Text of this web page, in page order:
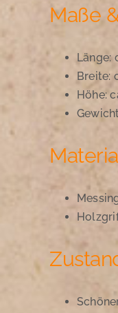
Maße
Länge:
Breite:
Höhe: